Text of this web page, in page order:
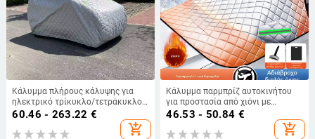
Κάλυμμα πλήρους κάλυψης για
ηλεκτρικό τρίκυκλο/τετράκυκλο
μετακίνησης ηλικιωμένων, για
όλες τις εποχές, παχύτερο για τον
χειμώνα, αδιάβροχο και UV
60.46 - 263.22 €
add_shopping_cart
Κάλυμμα παρμπρίζ αυτοκινήτου
για προστασία από χιόνι με
αλουμινόφυλλο, καρό μοτίβο,
εγκατάσταση με κλικ, παγκόσμια
εφαρμογή
46.53 - 50.84 €
add_shopping_cart